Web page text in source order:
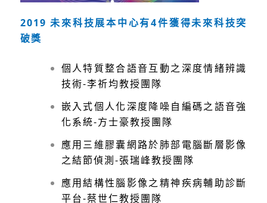
2019 未來科技展本中心有4件獲得未來科技突
破獎
個人特質整合語音互動之深度情緒辨識
技術-李祈均教授團隊
嵌入式個人化深度降噪自編碼之語音強
化系統-方士豪教授團隊
應用三維膠囊網路於肺部電腦斷層影像
之結節偵測-張瑞峰教授團隊
應用結構性腦影像之精神疾病輔助診斷
平台-蔡世仁教授團隊